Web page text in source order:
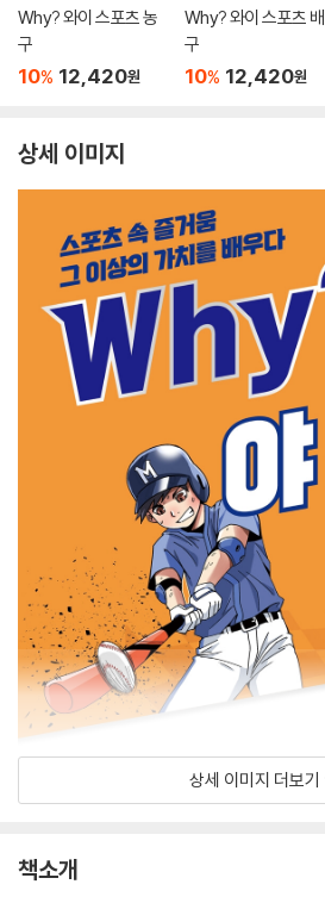
Why? 와이 스포츠 농
구
10% 12,420원
Why? 와이 스포츠 배
구
10% 12,420원
상세 이미지
상세 이미지 더보기
책소개